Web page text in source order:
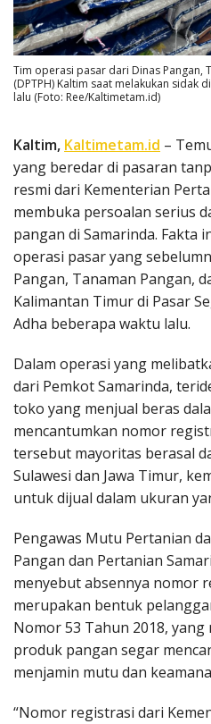
Tim operasi pasar dari Dinas Pangan,
(DPTPH) Kaltim saat melakukan
lalu (Foto: Ree/Kaltimetam.id)
Kaltim, Kaltimetam.id –
yang beredar di pasaran
resmi dari Kementerian
membuka persoalan serius
pangan di Samarinda. Fakta
operasi pasar yang
Pangan, Tanaman Pangan,
Kalimantan Timur di Pasar
Adha beberapa waktu lalu.
Dalam operasi yang
dari Pemkot Samarinda,
toko yang menjual beras
mencantumkan nomor
tersebut mayoritas berasal
Sulawesi dan Jawa Timur,
untuk dijual dalam ukuran
Pengawas Mutu Pertanian
Pangan dan Pertanian
menyebut absennya nomor
merupakan bentuk
Nomor 53 Tahun 2018, yang
produk pangan segar
menjamin mutu dan
“Nomor registrasi dari